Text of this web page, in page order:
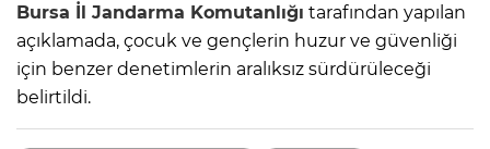
Bursa İl Jandarma Komutanlığı tarafından yapılan
açıklamada, çocuk ve gençlerin huzur ve güvenliği
için benzer denetimlerin aralıksız sürdürüleceği
belirtildi.